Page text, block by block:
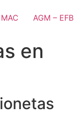
MAC AGM – EFB
en